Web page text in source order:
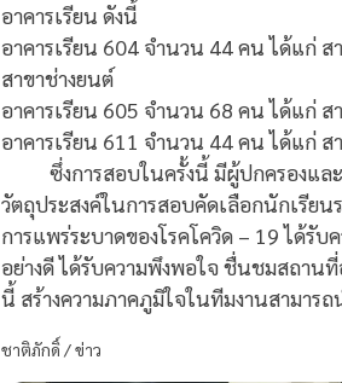
อาคารเรียน ดังนี้
อาคารเรียน 604 จำนวน 44 คน ได้แก่ ส
สาขาช่างยนต์
อาคารเรียน 605 จำนวน 68 คน ได้แก่
อาคารเรียน 611 จำนวน 44 คน ได้แก่ ส
ซึ่งการสอบในครั้งนี้ มีผู้ปกครองและนั
วัตถุประสงค์ในการสอบคัดเลือกนักเรีย
การแพร่ระบาดของโรคโควิด – 19 ได้รั
อย่างดี ได้รับความพึงพอใจ ชื่นชมสถาน
นี้ สร้างความภาคภูมิใจในทีมงานสามาร
ชาติภักดิ์ / ข่าว